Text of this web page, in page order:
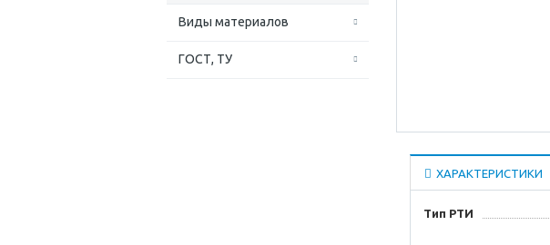
Виды материалов
ГОСТ, ТУ
ХАРАКТЕРИСТИКИ
Тип РТИ